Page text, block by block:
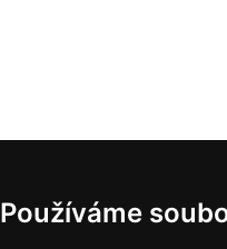
Používáme